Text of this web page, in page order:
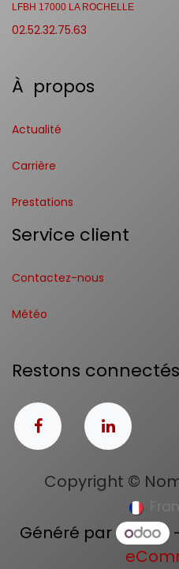
LFBH 17000 LA ROCHELLE
02.52.32.75.63
À propos
Actualité
Carrière
Prestations
Service client
Contactez-nous
Météo
Restons connectés
Copyright ©
Généré par